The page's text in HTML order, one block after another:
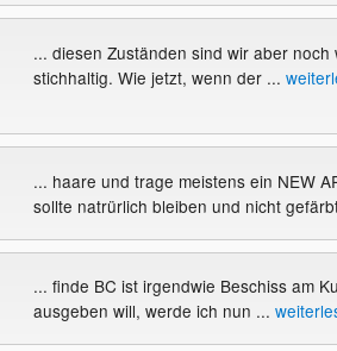
... diesen Zuständen sind wir aber noch
stichhaltig. Wie jetzt, wenn der ...
... haare und trage meistens ein NEW
sollte natrürlich bleiben und nicht
... finde BC ist irgendwie Beschiss am
ausgeben will, werde ich nun ...